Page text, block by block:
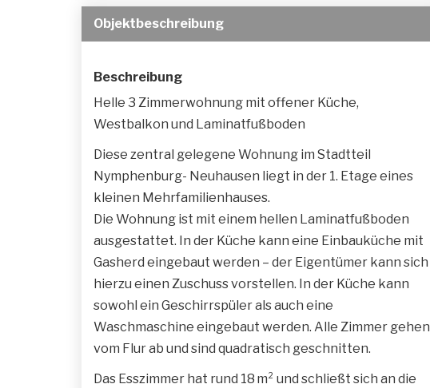
Objekt­beschreibung
Beschreibung
Helle 3 Zimmerwohnung mit offener Küche,
Westbalkon und Laminatfußboden
Diese zentral gelegene Wohnung im Stadtteil
Nymphenburg- Neuhausen liegt in der 1. Etage eines
kleinen Mehrfamilienhauses.
Die Wohnung ist mit einem hellen Laminatfußboden
ausgestattet. In der Küche kann eine Einbauküche mit
Gasherd eingebaut werden – der Eigentümer kann sich
hierzu einen Zuschuss vorstellen. In der Küche kann
sowohl ein Geschirrspüler als auch eine
Waschmaschine eingebaut werden. Alle Zimmer gehen
vom Flur ab und sind quadratisch geschnitten.
Das Esszimmer hat rund 18 m² und schließt sich an die